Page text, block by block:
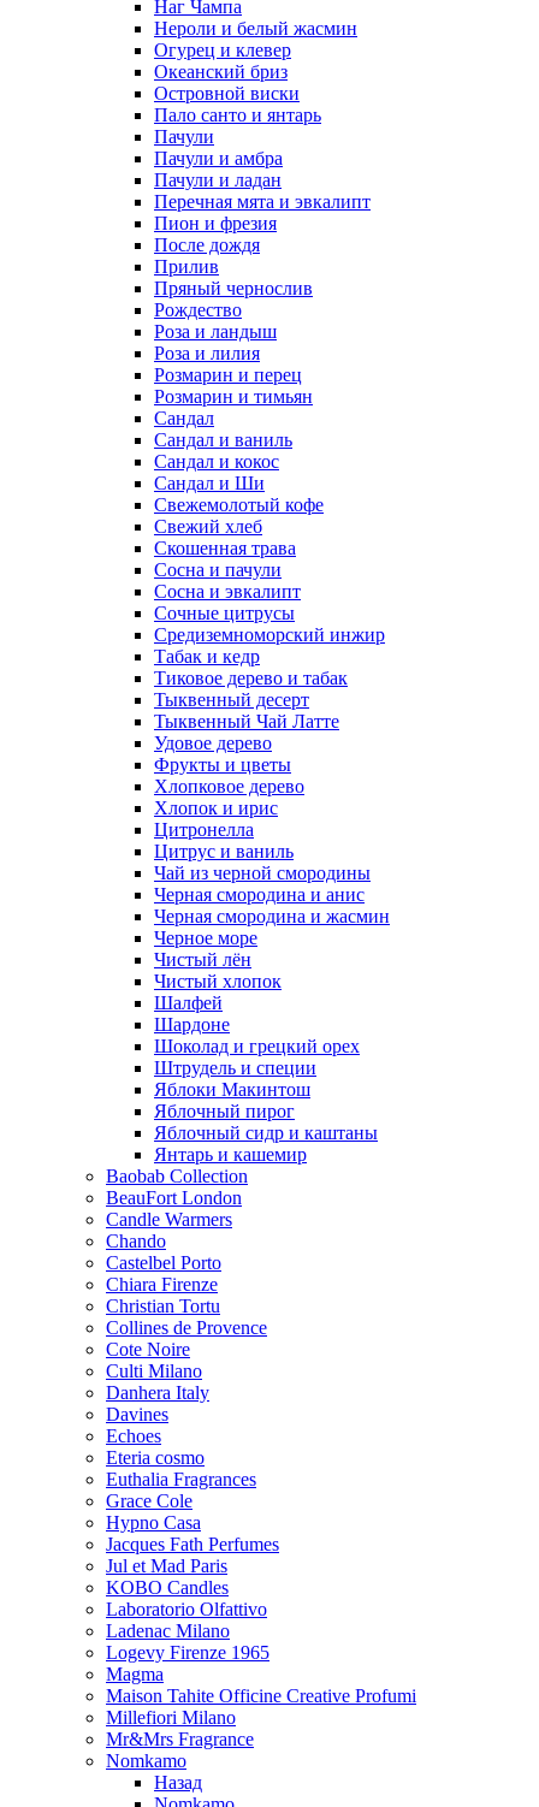
Наг Чампа
Нероли и белый жасмин
Огурец и клевер
Океанский бриз
Островной виски
Пало санто и янтарь
Пачули
Пачули и амбра
Пачули и ладан
Перечная мята и эвкалипт
Пион и фрезия
После дождя
Прилив
Пряный чернослив
Рождество
Роза и ландыш
Роза и лилия
Розмарин и перец
Розмарин и тимьян
Сандал
Сандал и ваниль
Сандал и кокос
Сандал и Ши
Свежемолотый кофе
Свежий хлеб
Скошенная трава
Сосна и пачули
Сосна и эвкалипт
Сочные цитрусы
Средиземноморский инжир
Табак и кедр
Тиковое дерево и табак
Тыквенный десерт
Тыквенный Чай Латте
Удовое дерево
Фрукты и цветы
Хлопковое дерево
Хлопок и ирис
Цитронелла
Цитрус и ваниль
Чай из черной смородины
Черная смородина и анис
Черная смородина и жасмин
Черное море
Чистый лён
Чистый хлопок
Шалфей
Шардоне
Шоколад и грецкий орех
Штрудель и специи
Яблоки Макинтош
Яблочный пирог
Яблочный сидр и каштаны
Янтарь и кашемир
Baobab Collection
BeauFort London
Candle Warmers
Chando
Castelbel Porto
Chiara Firenze
Christian Tortu
Collines de Provence
Cote Noire
Culti Milano
Danhera Italy
Davines
Echoes
Eteria cosmo
Euthalia Fragrances
Grace Cole
Hypno Casa
Jacques Fath Perfumes
Jul et Mad Paris
KOBO Candles
Laboratorio Olfattivo
Ladenac Milano
Logevy Firenze 1965
Magma
Maison Tahite Officine Creative Profumi
Millefiori Milano
Mr&Mrs Fragrance
Nomkamo
Назад